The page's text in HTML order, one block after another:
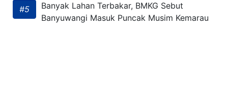
#5
Banyak Lahan Terbakar, BMKG Sebut
Banyuwangi Masuk Puncak Musim Kemarau